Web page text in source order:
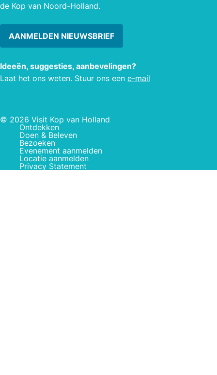
de Kop van Noord-Holland.
AANMELDEN NIEUWSBRIEF
Ideeën, suggesties, aanbevelingen?
Laat het ons weten. Stuur ons een e-mail
© 2026 Visit Kop van Holland
Ontdekken
Doen & Beleven
Bezoeken
Evenement aanmelden
Locatie aanmelden
Privacy Statement